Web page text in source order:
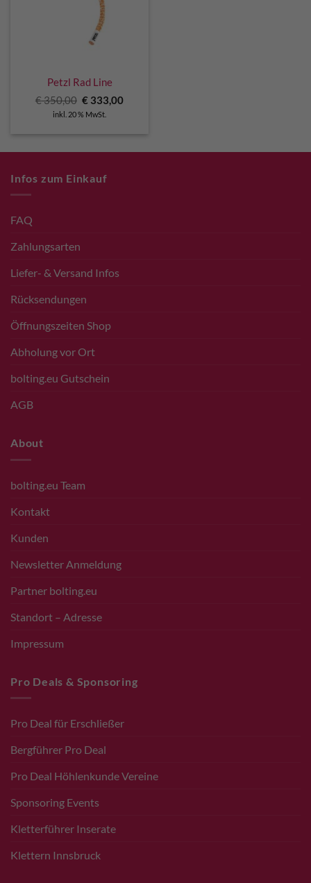
Petzl Rad Line
€350,00 Ursprünglicher
Preis
war:
€ 333,00Aktueller
inkl. 20 % MwSt.
Infos zum Einkauf
FAQ
Zahlungsarten
Liefer- & Versand Infos
Rücksendungen
Öffnungszeiten Shop
Abholung vor Ort
bolting.eu Gutschein
AGB
About
bolting.eu Team
Kontakt
Kunden
Newsletter Anmeldung
Partner bolting.eu
Standort – Adresse
Impressum
Pro Deals & Sponsoring
Pro Deal für Erschließer
Bergführer Pro Deal
Pro Deal Höhlenkunde Vereine
Sponsoring Events
Kletterführer Inserate
Klettern Innsbruck